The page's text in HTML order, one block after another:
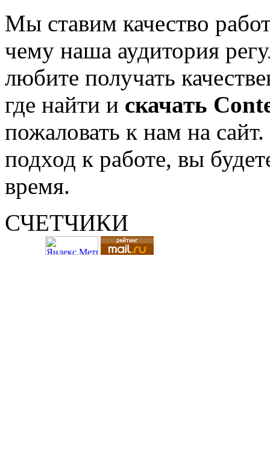
Мы ставим качество
чему наша аудитория
любите получать
где найти и скачать
пожаловать к нам на
подход к работе, вы
время.
СЧЕТЧИКИ